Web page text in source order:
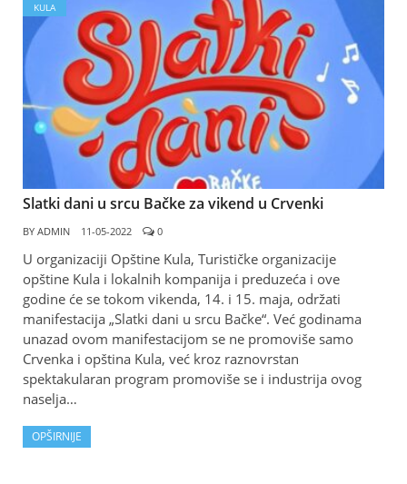
KULA
Slatki dani u srcu Bačke za vikend u Crvenki
BY ADMIN 11-05-2022 0
U organizaciji Opštine Kula, Turističke organizacije
opštine Kula i lokalnih kompanija i preduzeća i ove
godine će se tokom vikenda, 14. i 15. maja, održati
manifestacija „Slatki dani u srcu Bačke“. Već godinama
unazad ovom manifestacijom se ne promoviše samo
Crvenka i opština Kula, već kroz raznovrstan
spektakularan program promoviše se i industrija ovog
naselja…
OPŠIRNIJE